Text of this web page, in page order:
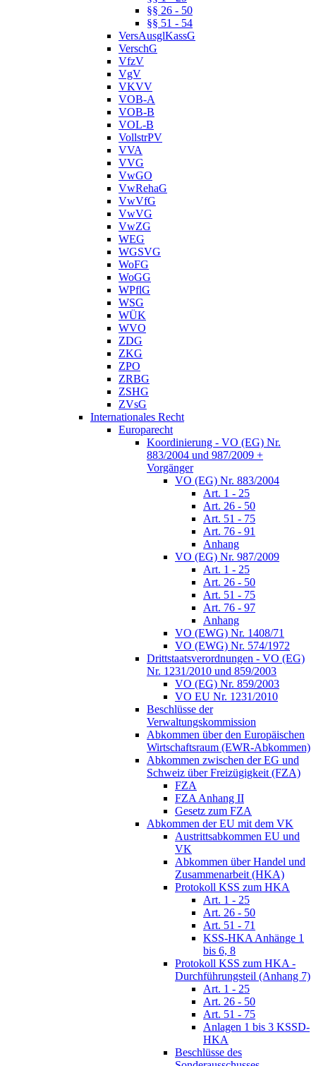
§§ 26 - 50
§§ 51 - 54
VersAusglKassG
VerschG
VfzV
VgV
VKVV
VOB-A
VOB-B
VOL-B
VollstrPV
VVA
VVG
VwGO
VwRehaG
VwVfG
VwVG
VwZG
WEG
WGSVG
WoFG
WoGG
WPflG
WSG
WÜK
WVO
ZDG
ZKG
ZPO
ZRBG
ZSHG
ZVsG
Internationales Recht
Europarecht
Koordinierung - VO (EG) Nr.
883/2004 und 987/2009 +
Vorgänger
VO (EG) Nr. 883/2004
Art. 1 - 25
Art. 26 - 50
Art. 51 - 75
Art. 76 - 91
Anhang
VO (EG) Nr. 987/2009
Art. 1 - 25
Art. 26 - 50
Art. 51 - 75
Art. 76 - 97
Anhang
VO (EWG) Nr. 1408/71
VO (EWG) Nr. 574/1972
Drittstaatsverordnungen - VO (EG)
Nr. 1231/2010 und 859/2003
VO (EG) Nr. 859/2003
VO EU Nr. 1231/2010
Beschlüsse der
Verwaltungskommission
Abkommen über den Europäischen
Wirtschaftsraum (EWR-Abkommen)
Abkommen zwischen der EG und
Schweiz über Freizügigkeit (FZA)
FZA
FZA Anhang II
Gesetz zum FZA
Abkommen der EU mit dem VK
Austrittsabkommen EU und
VK
Abkommen über Handel und
Zusammenarbeit (HKA)
Protokoll KSS zum HKA
Art. 1 - 25
Art. 26 - 50
Art. 51 - 71
KSS-HKA Anhänge 1
bis 6, 8
Protokoll KSS zum HKA -
Durchführungsteil (Anhang 7)
Art. 1 - 25
Art. 26 - 50
Art. 51 - 75
Anlagen 1 bis 3 KSSD-
HKA
Beschlüsse des